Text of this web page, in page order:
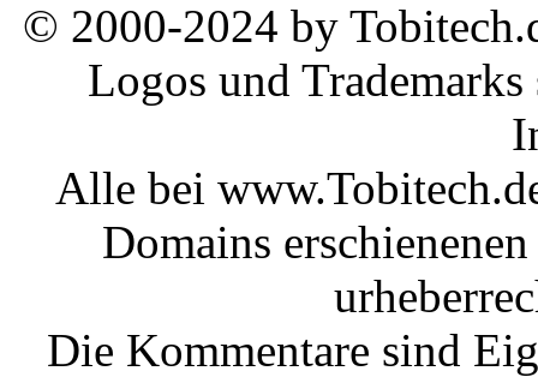
© 2000-2024 by
Logos und
Alle bei
Domains
Die Kommentare sind